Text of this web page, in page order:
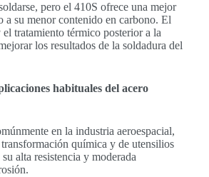
pero el 410S ofrece una mejor
a su menor contenido en carbono. El
tratamiento térmico posterior a la
los resultados de la soldadura del
habituales del acero
en la industria aeroespacial,
química y de utensilios
alta resistencia y moderada